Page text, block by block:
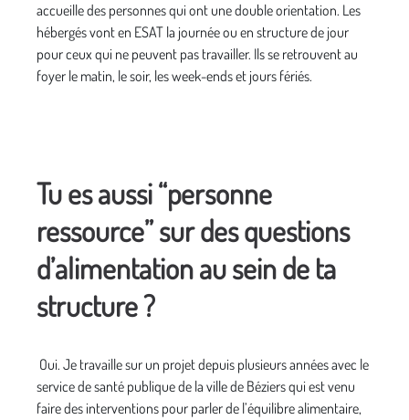
accueille des personnes qui ont une double orientation. Les
hébergés vont en ESAT la journée ou en structure de jour
pour ceux qui ne peuvent pas travailler. Ils se retrouvent au
foyer le matin, le soir, les week-ends et jours fériés.
Tu es aussi “personne
ressource” sur des questions
d’alimentation au sein de ta
structure ?
Oui. Je travaille sur un projet depuis plusieurs années avec le
service de santé publique de la ville de Béziers qui est venu
faire des interventions pour parler de l’équilibre alimentaire,